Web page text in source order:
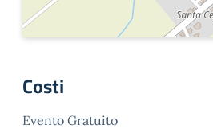
Costi
Evento Gratuito